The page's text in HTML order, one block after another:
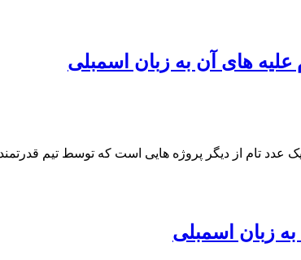
های آن به زبان اسمبلی
زبان اسمبلی